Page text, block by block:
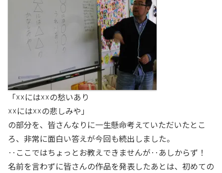
「☓☓には☓☓の愁いあり
☓☓には☓☓の悲しみや」
の部分を、皆さんなりに一生懸命考えていただいたとこ
ろ、非常に面白い答えが今回も続出しました。
‥ここではちょっとお教えできませんが‥あしからず！
名前を言わずに皆さんの作品を発表したあとは、初めての